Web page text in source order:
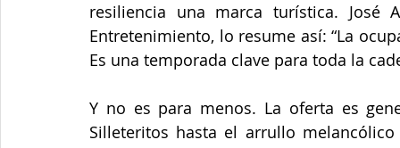
resiliencia una marca turística. José
Entretenimiento, lo resume así: “La
Es una temporada clave para toda la
Y no es para menos. La oferta es
Silleteritos hasta el arrullo